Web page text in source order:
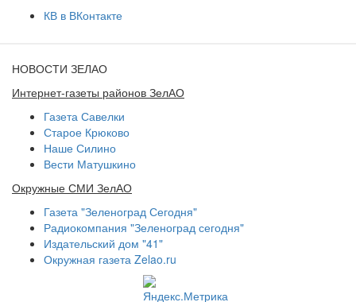
КВ в ВКонтакте
НОВОСТИ ЗЕЛАО
Интернет-газеты районов ЗелАО
Газета Савелки
Старое Крюково
Наше Силино
Вести Матушкино
Окружные СМИ ЗелАО
Газета "Зеленоград Сегодня"
Радиокомпания "Зеленоград сегодня"
Издательский дом "41"
Окружная газета Zelao.ru